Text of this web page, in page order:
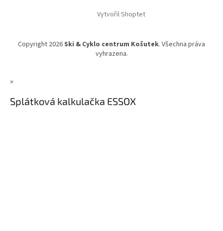
Vytvořil Shoptet
Copyright 2026Ski & Cyklo centrum Košutek. Všechna práva
vyhrazena.
×
Splátková kalkulačka ESSOX